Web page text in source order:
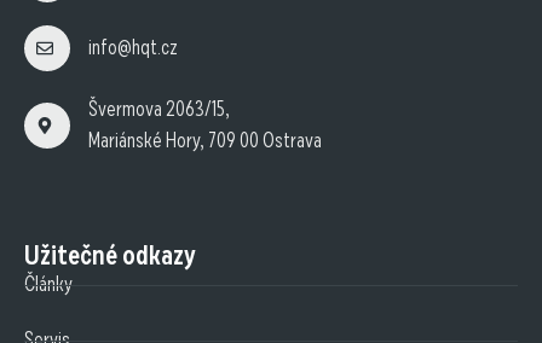
info@hqt.cz
Švermova 2063/15,
Mariánské Hory, 709 00 Ostrava
Užitečné odkazy
Články